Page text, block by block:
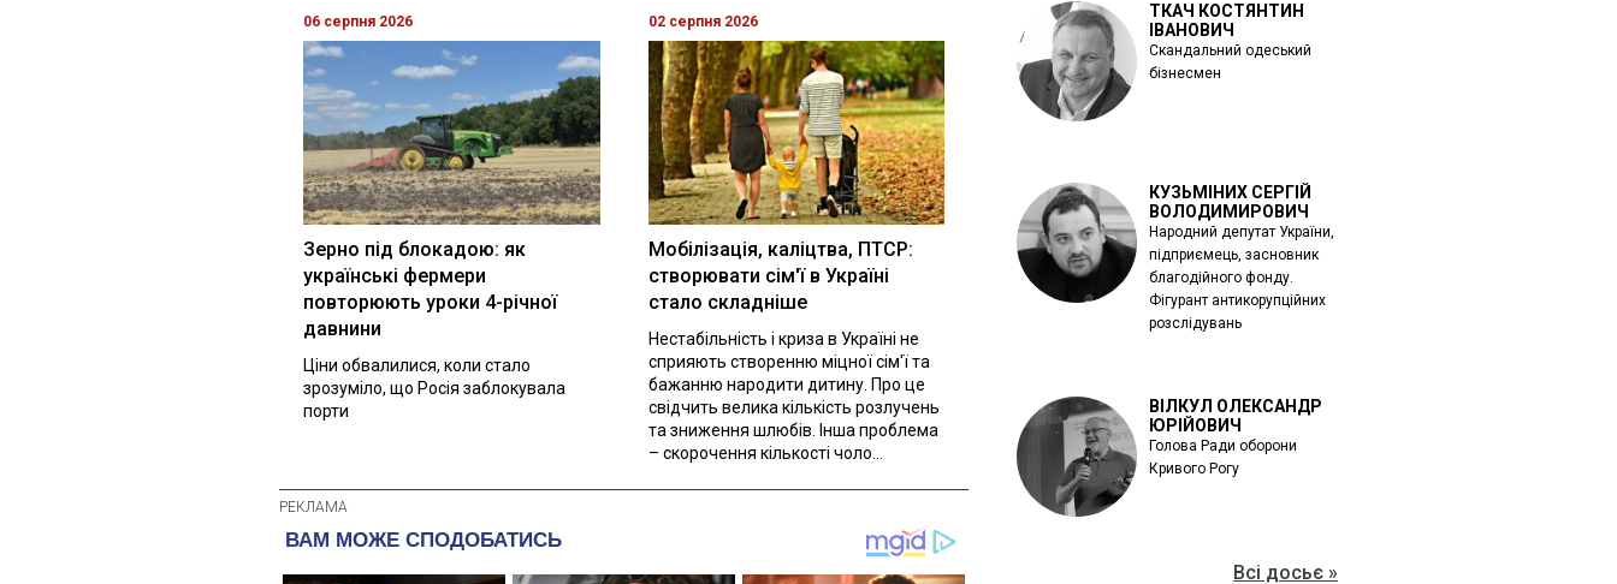
06 серпня 2026
Зерно під блокадою: як
українські фермери
повторюють уроки 4-річної
давнини
Ціни обвалилися, коли стало
зрозуміло, що Росія заблокувала
порти
02 серпня 2026
Мобілізація, каліцтва, ПТСР:
створювати сім'ї в Україні
стало складніше
Нестабільність і криза в Україні не
сприяють створенню міцної сім'ї та
бажанню народити дитину. Про це
свідчить велика кількість розлучень
та зниження шлюбів. Інша проблема
– скорочення кількості чоло...
ТКАЧ КОСТЯНТИН
ІВАНОВИЧ
Скандальний одеський
бізнесмен
КУЗЬМІНИХ СЕРГІЙ
ВОЛОДИМИРОВИЧ
Народний депутат України,
підприємець, засновник
благодійного фонду.
Фігурант антикорупційних
розслідувань
ВІЛКУЛ ОЛЕКСАНДР
ЮРІЙОВИЧ
Голова Ради оборони
Кривого Рогу
Всі досьє »